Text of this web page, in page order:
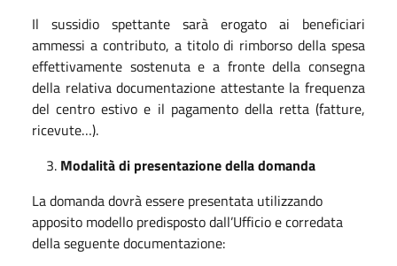
Il sussidio spettante sarà erogato ai beneficiari
ammessi a contributo, a titolo di rimborso della spesa
effettivamente sostenuta e a fronte della consegna
della relativa documentazione attestante la frequenza
del centro estivo e il pagamento della retta (fatture,
ricevute…).
Modalità di presentazione della domanda
La domanda dovrà essere presentata utilizzando
apposito modello predisposto dall’Ufficio e corredata
della seguente documentazione: